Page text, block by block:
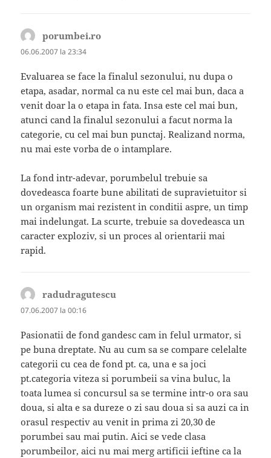
porumbei.ro
06.06.2007 la 23:34
Evaluarea se face la finalul sezonului, nu dupa o
etapa, asadar, normal ca nu este cel mai bun, daca a
venit doar la o etapa in fata. Insa este cel mai bun,
atunci cand la finalul sezonului a facut norma la
categorie, cu cel mai bun punctaj. Realizand norma,
nu mai este vorba de o intamplare.
La fond intr-adevar, porumbelul trebuie sa
dovedeasca foarte bune abilitati de supravietuitor si
un organism mai rezistent in conditii aspre, un timp
mai indelungat. La scurte, trebuie sa dovedeasca un
caracter exploziv, si un proces al orientarii mai
rapid.
radudragutescu
07.06.2007 la 00:16
Pasionatii de fond gandesc cam in felul urmator, si
pe buna dreptate. Nu au cum sa se compare celelalte
categorii cu cea de fond pt. ca, una e sa joci
pt.categoria viteza si porumbeii sa vina buluc, la
toata lumea si concursul sa se termine intr-o ora sau
doua, si alta e sa dureze o zi sau doua si sa auzi ca in
orasul respectiv au venit in prima zi 20,30 de
porumbei sau mai putin. Aici se vede clasa
porumbeilor, aici nu mai merg artificii ieftine ca la